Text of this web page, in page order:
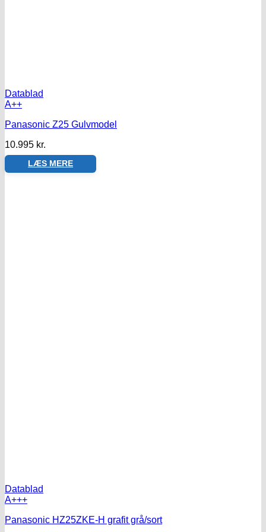
Datablad
A++
Panasonic Z25 Gulvmodel
10.995 kr.
LÆS MERE
Datablad
A+++
Panasonic HZ25ZKE-H grafit grå/sort